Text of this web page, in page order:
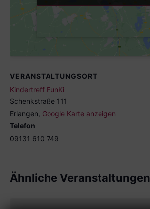
VERANSTALTUNGSORT
Kindertreff FunKi
Schenkstraße 111
Erlangen Google Karte anzeigen
Telefon
09131 610 749
Ähnliche Veranstaltungen